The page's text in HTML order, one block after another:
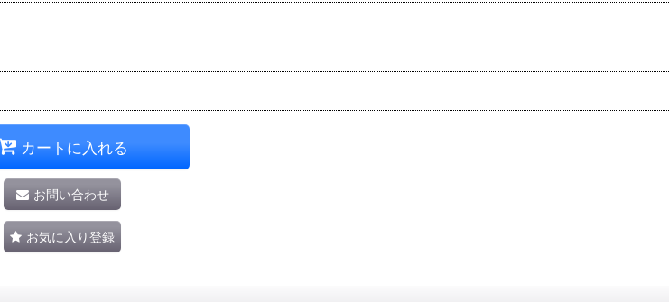
カートに入れる
お問い合わせ
お気に入り登録